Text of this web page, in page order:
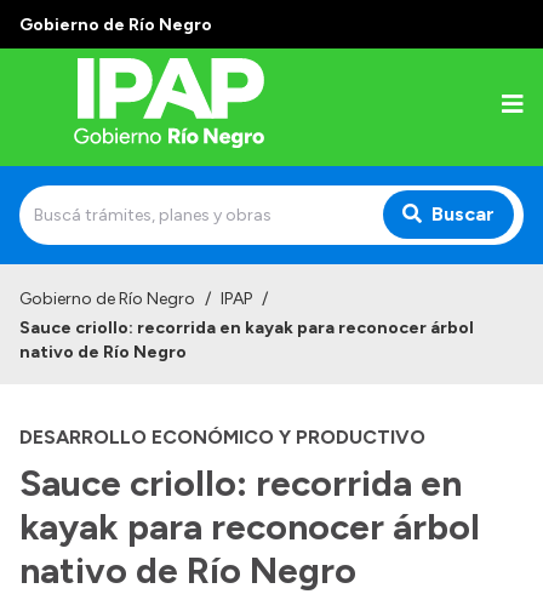
Gobierno de Río Negro
Buscar
Institucional
Autoridades
Alumnos
Docentes y Capacitadores
Delegaciones
Gobierno de Río Negro / IPAP /
Sauce criollo: recorrida en kayak para reconocer árbol
nativo de Río Negro
DESARROLLO ECONÓMICO Y PRODUCTIVO
Sauce criollo: recorrida en
kayak para reconocer árbol
nativo de Río Negro